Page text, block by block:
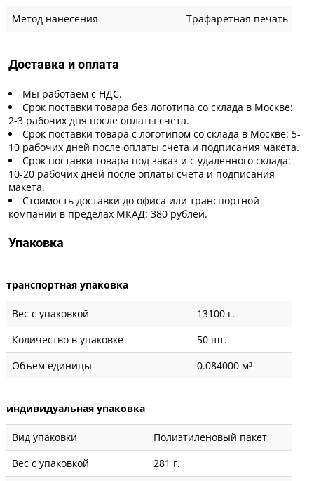
Метод нанесения
Трафаретная печать
Доставка и оплата
Мы работаем с НДС.
Срок поставки товара без логотипа со склада в Москве:
2-3 рабочих дня после оплаты счета.
Срок поставки товара с логотипом со склада в Москве: 5-
10 рабочих дней после оплаты счета и подписания макета.
Срок поставки товара под заказ и с удаленного склада:
10-20 рабочих дней после оплаты счета и подписания
макета.
Стоимость доставки до офиса или транспортной
компании в пределах МКАД: 380 рублей.
Упаковка
транспортная упаковка
Вес с упаковкой
13100 г.
Количество в упаковке
50 шт.
Объем единицы
0.084000 м³
индивидуальная упаковка
Вид упаковки
Полиэтиленовый пакет
Вес с упаковкой
281 г.